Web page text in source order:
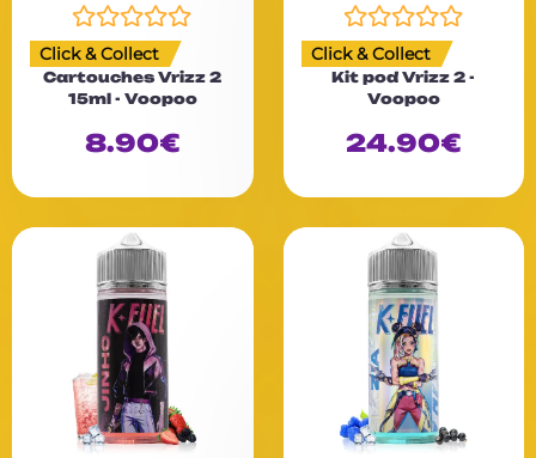
N
o
t
e
s
r
Click & Collect
Cartouches Vrizz 2
15ml - Voopoo
8.90€
N
o
0
s
r
Click & Collect
Kit pod Vrizz 2 -
Voopoo
24.90€